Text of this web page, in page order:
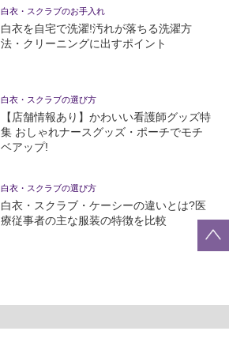
白衣・スクラブのお手入れ
白衣を自宅で洗濯!汚れが落ちる洗濯方
法・クリーニングに出すポイント
白衣・スクラブの選び方
【店舗情報あり】かわいい看護師グッズ特
集 おしゃれナースグッズ・ポーチでモチ
ベアップ!
白衣・スクラブの選び方
白衣・スクラブ・ケーシーの違いとは?医
療従事者の主な服装の特徴を比較